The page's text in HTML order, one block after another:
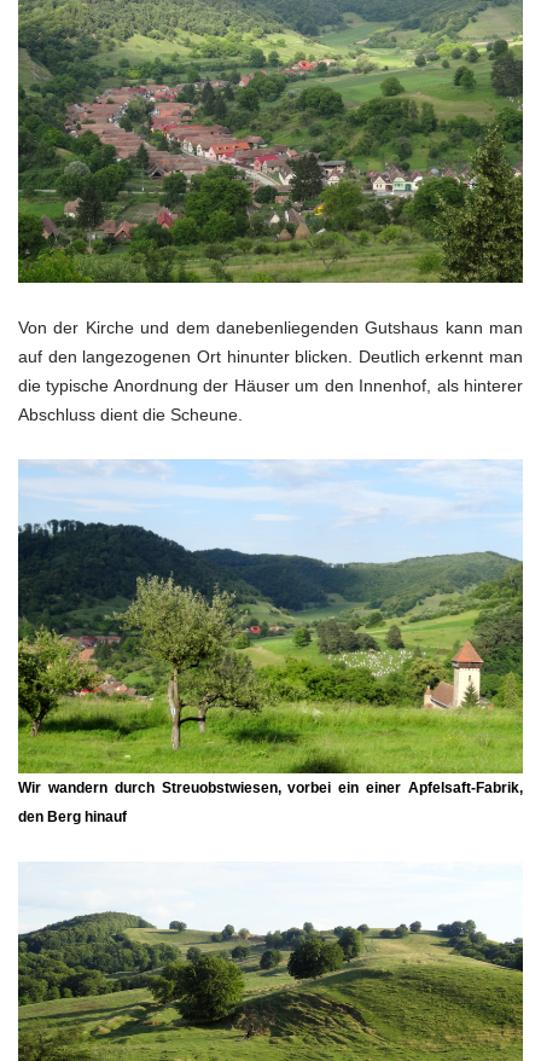
Von der Kirche und dem danebenliegenden Gutshaus kann man
auf den langezogenen Ort hinunter blicken. Deutlich erkennt man
die typische Anordnung der Häuser um den Innenhof, als hinterer
Abschluss dient die Scheune.
Wir wandern durch Streuobstwiesen, vorbei ein einer Apfelsaft-Fabrik,
den Berg hinauf